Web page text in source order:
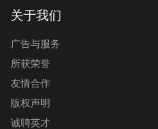
关于我们
广告与服务
所获荣誉
友情合作
版权声明
诚聘英才